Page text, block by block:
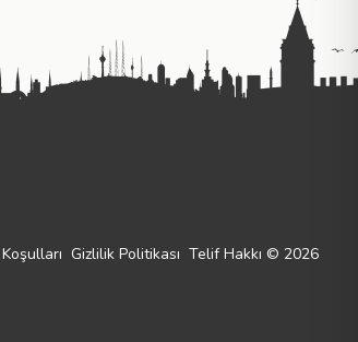
Telif Hakkı © 2026
Gizlilik Politikası